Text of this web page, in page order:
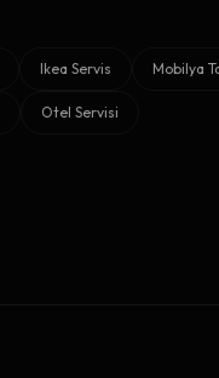
Ikea Servis Mobilya
Otel Servisi